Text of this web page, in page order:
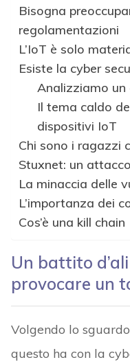
Bisogna
regolamentazioni
L’IoT è solo
Esiste la cyber
Analizziamo un
Il tema caldo
dispositivi IoT
Chi sono i ragazzi
Stuxnet: un
La minaccia delle
L’importanza dei
Cos’è una kill chain
Un battito
provocare un
Volgendo lo
questo ha con la